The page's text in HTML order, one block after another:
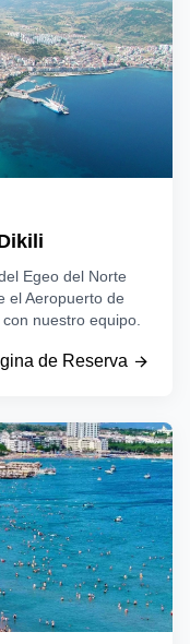
Egeo del Norte
el Aeropuerto de
nuestro equipo.
de Reserva